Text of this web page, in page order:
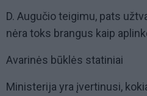
D. Augučio teigimu, pats
nėra toks brangus kaip
Avarinės būklės statiniai
Ministerija yra įvertinusi,